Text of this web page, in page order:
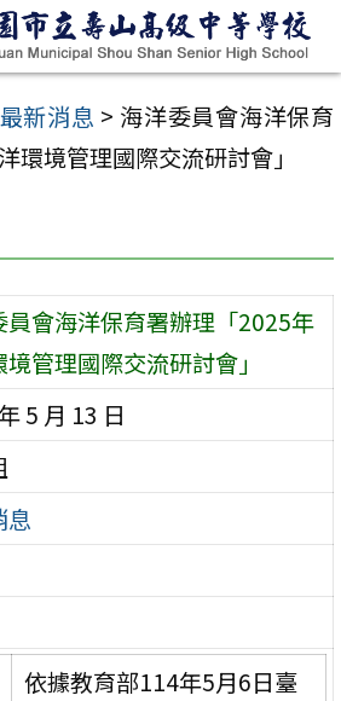
最新消息 > 海洋委員會海洋保育
環境管理國際交流研討會」
員會海洋保育署辦理「2025年
管理國際交流研討會」
5 月 13 日
息
依據教育部114年5月6日臺